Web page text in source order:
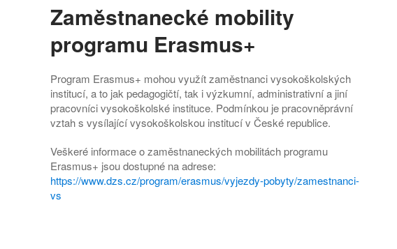
Zaměstnanecké mobility
programu Erasmus+
Program Erasmus+ mohou využít zaměstnanci vysokoškolských
institucí, a to jak pedagogičtí, tak i výzkumní, administrativní a jiní
pracovníci vysokoškolské instituce. Podmínkou je pracovněprávní
vztah s vysílající vysokoškolskou institucí v České republice.
Veškeré informace o zaměstnaneckých mobilitách programu
Erasmus+ jsou dostupné na adrese:
https://www.dzs.cz/program/erasmus/vyjezdy-pobyty/zamestnanci-
vs